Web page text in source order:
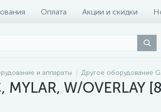
Оплата Акции и скидки
и аппараты Другое оборудование
MYLAR, W/OVERLAY